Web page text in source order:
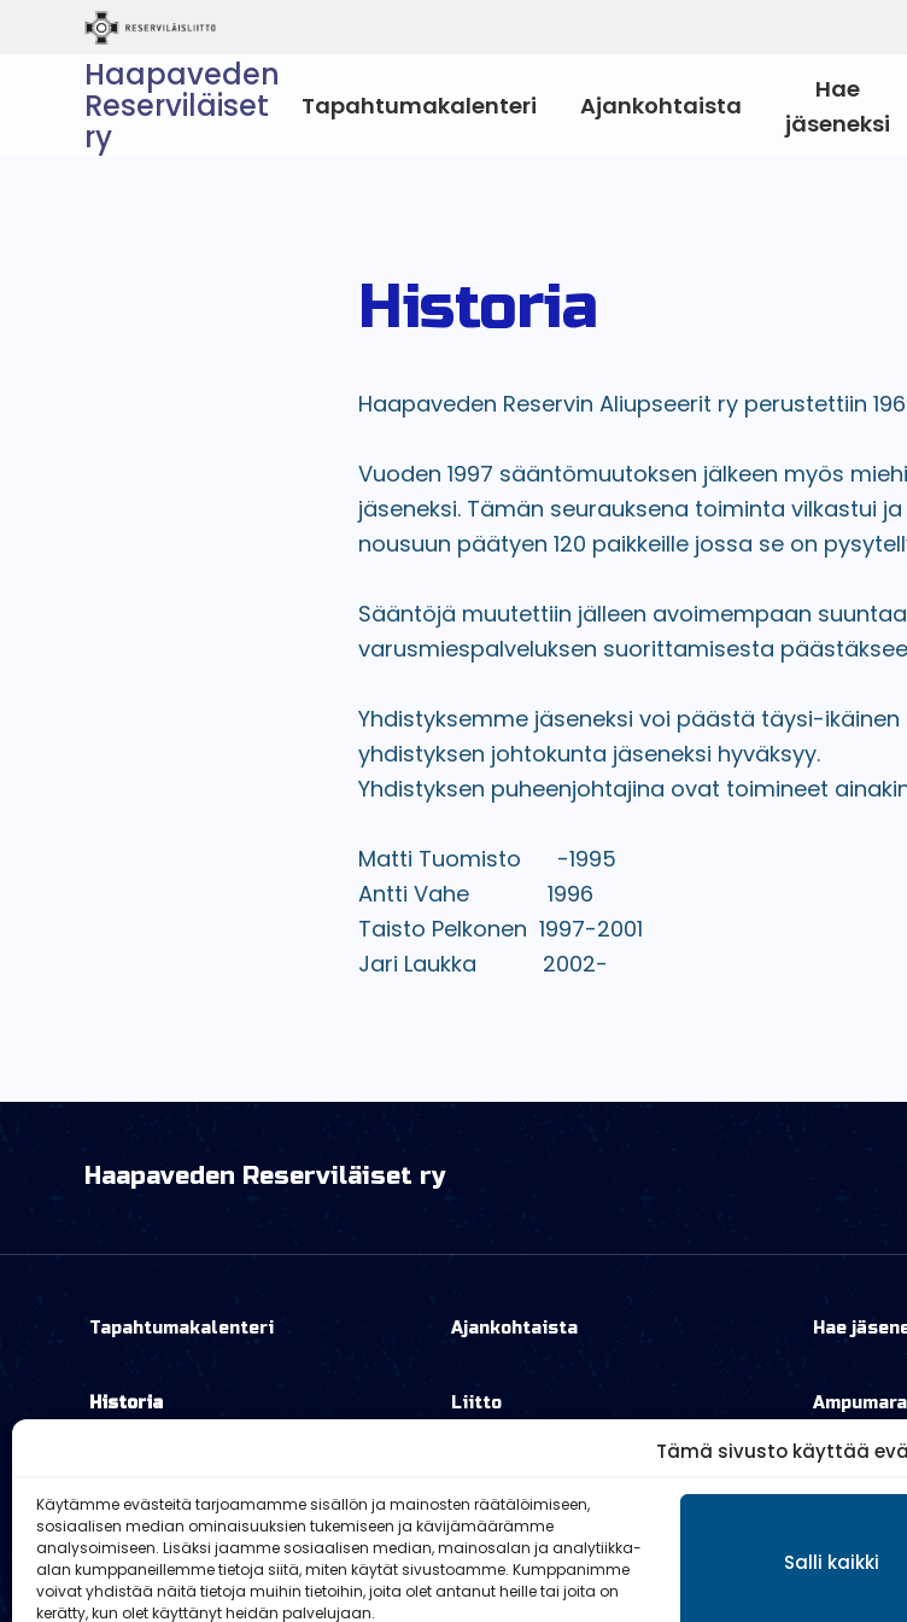
Tämä sivusto käyttää
Käytämme evästeitä tarjoamamme sisällön ja mainosten räätälöimiseen,
sosiaalisen median ominaisuuksien tukemiseen ja kävijämäärämme
analysoimiseen. Lisäksi jaamme sosiaalisen median, mainosalan ja analytiikka-
alan kumppaneillemme tietoja siitä, miten käytät sivustoamme. Kumppanimme
voivat yhdistää näitä tietoja muihin tietoihin, joita olet antanut heille tai joita on
kerätty, kun olet käyttänyt heidän palvelujaan.
Salli kaikki
Haapaveden
Reserviläiset
ry
Tapahtumakalenteri Ajankohtaista
Hae
jäseneksi
Historia
Haapaveden Reservin Aliupseerit ry perustettiin
Vuoden 1997 sääntömuutoksen jälkeen myös
jäseneksi. Tämän seurauksena toiminta vilkastui
nousuun päätyen 120 paikkeille jossa se on
Sääntöjä muutettiin jälleen avoimempaan
varusmiespalveluksen suorittamisesta
Yhdistyksemme jäseneksi voi päästä täysi-
yhdistyksen johtokunta jäseneksi hyväksyy.
Yhdistyksen puheenjohtajina ovat toimineet
Matti Tuomisto -1995
Antti Vahe 1996
Taisto Pelkonen 1997-2001
Jari Laukka 2002-
Haapaveden Reserviläiset ry
Tapahtumakalenteri Ajankohtaista Hae
Historia Liitto